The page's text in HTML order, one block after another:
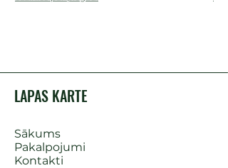
LAPAS KARTE
Sākums
Pakalpojumi
Kontakti